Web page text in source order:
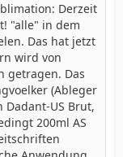
Derzeit
"alle" in dem
Das hat jetzt
wird von
getragen. Das
(Ableger
Dadant-US Brut,
200ml AS